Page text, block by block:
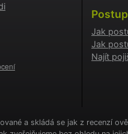
Jak
Jak
Najít
a skládá se jak z recenzí